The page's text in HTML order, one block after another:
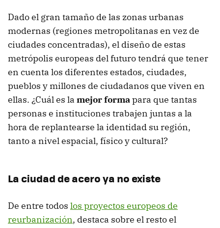
Dado el gran tamaño de las zonas urbanas
modernas (regiones metropolitanas en vez de
ciudades concentradas), el diseño de estas
metrópolis europeas del futuro tendrá que tener
en cuenta los diferentes estados, ciudades,
pueblos y millones de ciudadanos que viven en
ellas. ¿Cuál es la mejor formapara que tantas
personas e instituciones trabajen juntas a la
hora de replantearse la identidad su región,
tanto a nivel espacial, físico y cultural?
La ciudad de acero ya no existe
De entre todos los proyectos europeos de
reurbanización, destaca sobre el resto el